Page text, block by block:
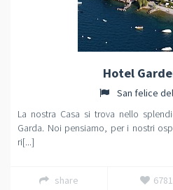
Hotel
San felice
La nostra Casa si trova nello
Garda. Noi pensiamo, per i nostri
ri[...]
share 6781